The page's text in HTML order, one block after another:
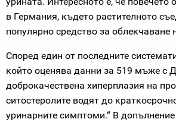
в Германия, където растителното
популярно средство за облекчаване
Според един от последните
който оценява данни за 519 мъже с
доброкачествена хиперплазия на
ситостеролите водят до
уринарните симптоми.“ В